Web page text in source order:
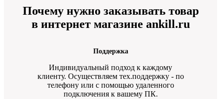
Почему нужно заказывать товар
в интернет магазине ankill.ru
Поддержка
Индивидуальный подход к каждому
клиенту. Осуществляем тех.поддержку - по
телефону или с помощью удаленного
подключения к вашему ПК.